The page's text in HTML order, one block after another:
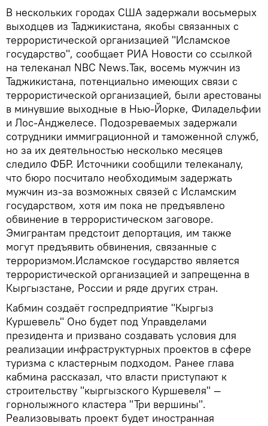
В нескольких городах США задержали восьмерых
выходцев из Таджикистана, якобы связанных с
террористической организацией "Исламское
государство", сообщает РИА Новости со ссылкой
на телеканал NBC News.Так, восемь мужчин из
Таджикистана, потенциально имеющих связи с
террористической организацией, были арестованы
в минувшие выходные в Нью-Йорке, Филадельфии
и Лос-Анджелесе. Подозреваемых задержали
сотрудники иммиграционной и таможенной служб,
но за их деятельностью несколько месяцев
следило ФБР. Источники сообщили телеканалу,
что бюро посчитало необходимым задержать
мужчин из-за возможных связей с Исламским
государством, хотя им пока не предъявлено
обвинение в террористическом заговоре.
Эмигрантам предстоит депортация, им также
могут предъявить обвинения, связанные с
терроризмом.Исламское государство является
террористической организацией и запрещенна в
Кыргызстане, России и ряде других стран.
Кабмин создаёт госпредприятие "Кыргыз
Куршевель" Оно будет под Управделами
президента и призвано создавать условия для
реализации инфраструктурных проектов в сфере
туризма с кластерным подходом. Ранее глава
кабмина рассказал, что власти приступают к
строительству "кыргызского Куршевеля" —
горнолыжного кластера "Три вершины".
Реализовывать проект будет иностранная